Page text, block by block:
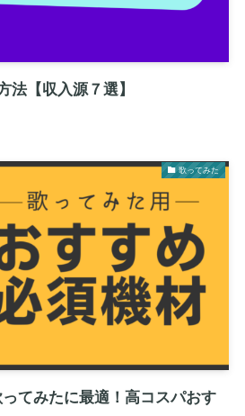
法【収入源７選】
歌ってみた
ってみたに最適！高コスパおす